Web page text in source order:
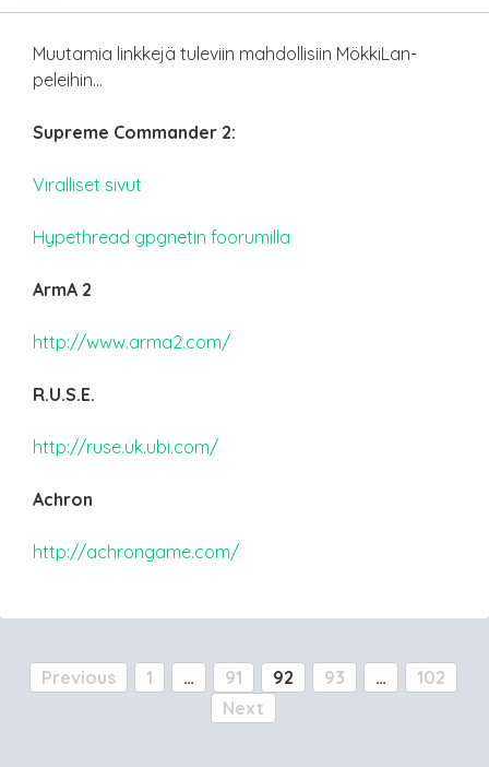
Muutamia linkkejä tuleviin mahdollisiin MökkiLan-
peleihin…
Supreme Commander 2:
Viralliset sivut
Hypethread gpgnetin foorumilla
ArmA 2
http://www.arma2.com/
R.U.S.E.
http://ruse.uk.ubi.com/
Achron
http://achrongame.com/
Posts
pagination
Previous 1 … 91 92 93 …
102
Next